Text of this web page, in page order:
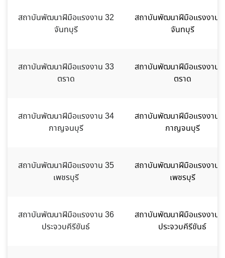
สถาบันพัฒนาฝีมือแรงงาน 32
จันทบุรี
สถาบันพัฒนาฝีมือแรงงาน
จันทบุรี
สถาบันพัฒนาฝีมือแรงงาน 33
ตราด
สถาบันพัฒนาฝีมือแรงงาน
ตราด
สถาบันพัฒนาฝีมือแรงงาน 34
กาญจนบุรี
สถาบันพัฒนาฝีมือแรงงาน
กาญจนบุรี
สถาบันพัฒนาฝีมือแรงงาน 35
เพชรบุรี
สถาบันพัฒนาฝีมือแรงงาน
เพชรบุรี
สถาบันพัฒนาฝีมือแรงงาน 36
ประจวบคีรีขันธ์
สถาบันพัฒนาฝีมือแรงงาน
ประจวบคีรีขันธ์